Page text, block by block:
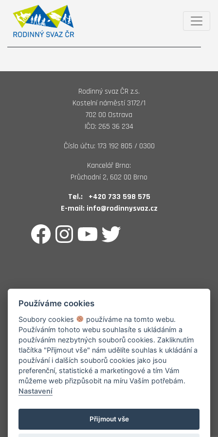
Rodinný svaz ČR z.s.
Kostelní náměstí 3172/1
702 00 Ostrava
IČO: 265 36 234
Číslo účtu: 173 192 805 / 0300
Kancelář Brno:
Průchodní 2, 602 00 Brno
Tel.:
+420 733 598 575
E-mail: info@rodinnysvaz.cz
Facebook Instagram YouTube Twitter
Používáme cookies
Soubory cookies
používáme na tomto webu.
Používáním tohoto webu souhlasíte s ukládáním a
používáním nezbytných souborů cookies. Zakliknutím
tlačítka "Přijmout vše" nám udělíte souhlas k ukládání a
používání i dalších souborů cookies jako jsou
preferenční, statistické a marketingové a tím Vám
můžeme web přizpůsobit na míru Vaším potřebám.
Nastavení
Přijmout vše